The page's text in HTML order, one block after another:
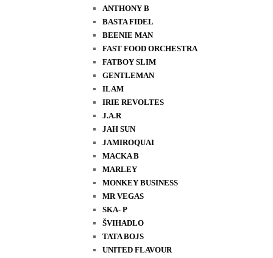
ANTHONY B
BASTA FIDEL
BEENIE MAN
FAST FOOD ORCHESTRA
FATBOY SLIM
GENTLEMAN
ILAM
IRIE REVOLTES
J.A.R
JAH SUN
JAMIROQUAI
MACKA B
MARLEY
MONKEY BUSINESS
MR VEGAS
SKA- P
ŠVIHADLO
TATA BOJS
UNITED FLAVOUR